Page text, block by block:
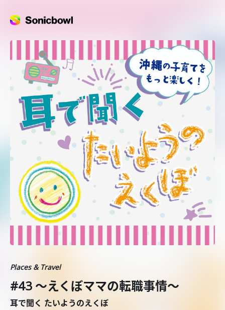
Places & Travel
#43 〜えくぼママの転職事情〜
耳で聞く たいようのえくぼ